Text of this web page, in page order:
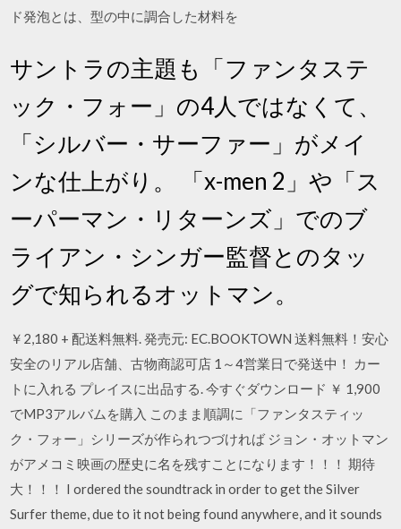
ド発泡とは、型の中に調合した材料を
サントラの主題も「ファンタステ
ック・フォー」の4人ではなくて、
「シルバー・サーファー」がメイ
ンな仕上がり。 「x-men 2」や「ス
ーパーマン・リターンズ」でのブ
ライアン・シンガー監督とのタッ
グで知られるオットマン。
￥2,180 + 配送料無料. 発売元: EC.BOOKTOWN 送料無料！安心
安全のリアル店舗、古物商認可店 1～4営業日で発送中！ カー
トに入れる プレイスに出品する. 今すぐダウンロード ￥ 1,900
でMP3アルバムを購入 このまま順調に「ファンタスティッ
ク・フォー」シリーズが作られつづければ ジョン・オットマン
がアメコミ映画の歴史に名を残すことになります！！！ 期待
大！！！ I ordered the soundtrack in order to get the Silver
Surfer theme, due to it not being found anywhere, and it sounds